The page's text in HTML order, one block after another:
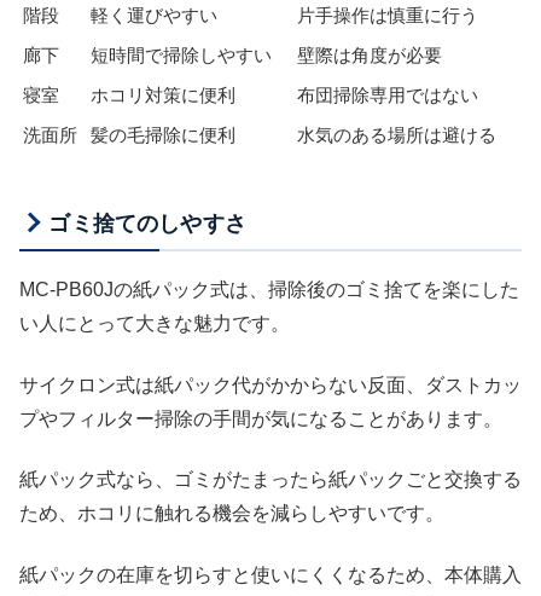
階段 軽く運びやすい
片手操作は慎重に行う
廊下
短時間で掃除しやすい
壁際は角度が必要
寝室
ホコリ対策に便利
布団掃除専用ではない
洗面所
髪の毛掃除に便利 水気のある場所は避ける
ゴミ捨てのしやすさ
MC-PB60Jの紙パック式は、掃除後のゴミ捨てを楽にした
い人にとって大きな魅力です。
サイクロン式は紙パック代がかからない反面、ダストカッ
プやフィルター掃除の手間が気になることがあります。
紙パック式なら、ゴミがたまったら紙パックごと交換する
ため、ホコリに触れる機会を減らしやすいです。
紙パックの在庫を切らすと使いにくくなるため、本体購入